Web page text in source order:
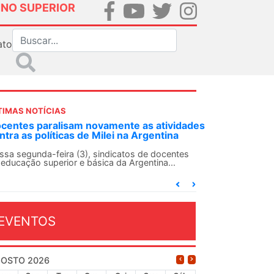
SUPERIOR
NOTÍCIAS
atividades
docentes
ANDES-SN convoca docentes para Dia de
Solidariedade Internacionalista com Cuba
O ANDES-SN conclama suas seções sindicais e
2026